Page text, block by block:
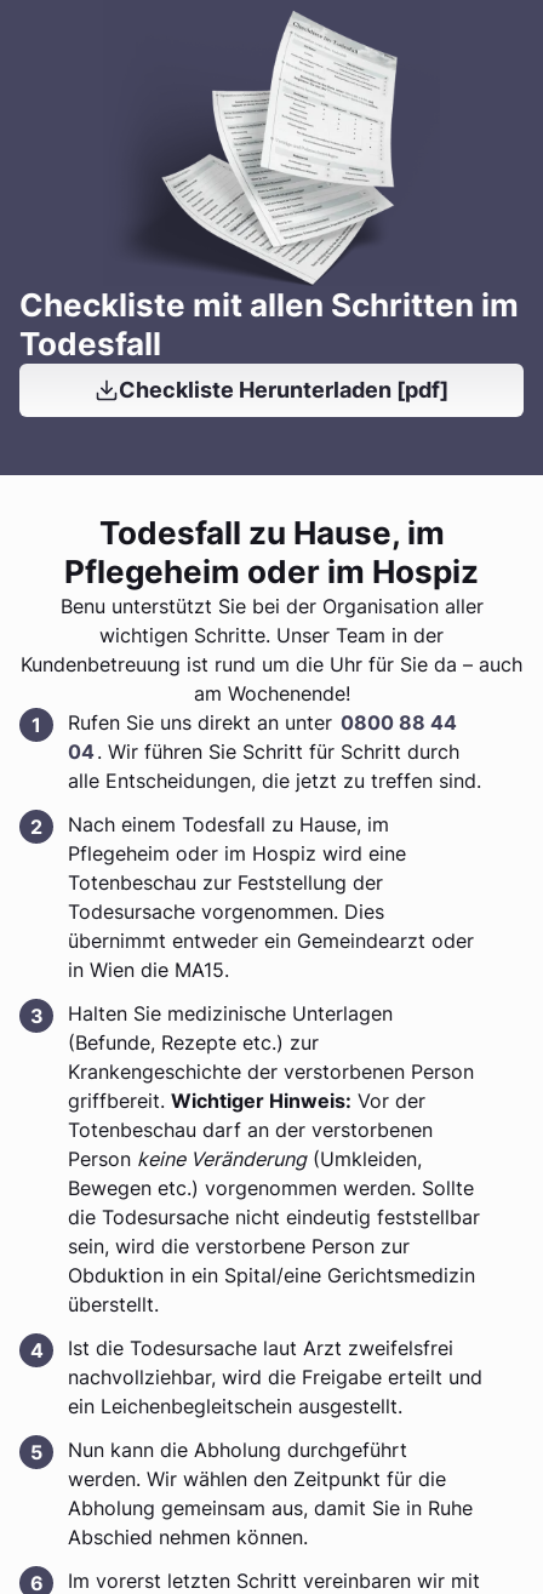
Checkliste mit allen Schritten im
Todesfall
Checkliste Herunterladen [pdf]
Todesfall zu Hause, im
Pflegeheim oder im Hospiz
Benu unterstützt Sie bei der Organisation aller
wichtigen Schritte. Unser Team in der
Kundenbetreuung ist rund um die Uhr für Sie da – auch
am Wochenende!
Rufen Sie uns direkt an unter 0800 88 44
04. Wir führen Sie Schritt für Schritt durch
alle Entscheidungen, die jetzt zu treffen sind.
Nach einem Todesfall zu Hause, im
Pflegeheim oder im Hospiz wird eine
Totenbeschau zur Feststellung der
Todesursache vorgenommen. Dies
übernimmt entweder ein Gemeindearzt oder
in Wien die MA15.
Halten Sie medizinische Unterlagen
(Befunde, Rezepte etc.) zur
Krankengeschichte der verstorbenen Person
griffbereit. Wichtiger Hinweis: Vor der
Totenbeschau darf an der verstorbenen
Person keine Veränderung(Umkleiden,
Bewegen etc.) vorgenommen werden. Sollte
die Todesursache nicht eindeutig feststellbar
sein, wird die verstorbene Person zur
Obduktion in ein Spital/eine Gerichtsmedizin
überstellt.
Ist die Todesursache laut Arzt zweifelsfrei
nachvollziehbar, wird die Freigabe erteilt und
ein Leichenbegleitschein ausgestellt.
Nun kann die Abholung durchgeführt
werden. Wir wählen den Zeitpunkt für die
Abholung gemeinsam aus, damit Sie in Ruhe
Abschied nehmen können.
Im vorerst letzten Schritt vereinbaren wir mit